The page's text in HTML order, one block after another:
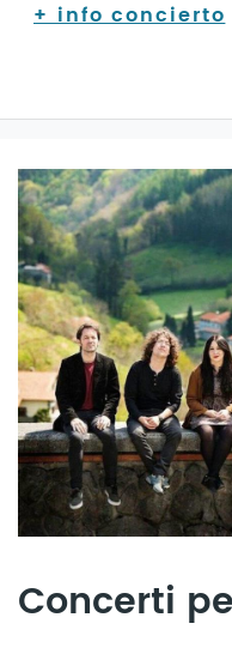
+ info concierto
Concerti